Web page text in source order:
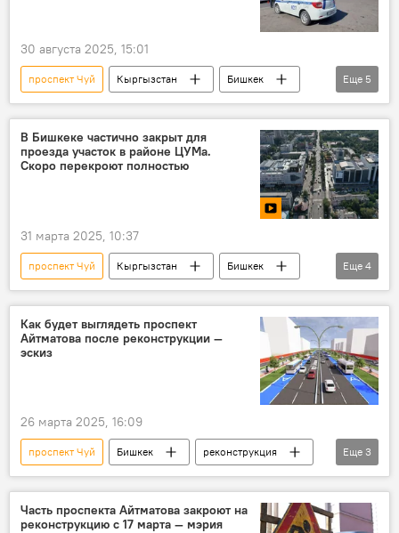
30 августа 2025, 15:01
проспект Чуй Кыргызстан
Бишкек
перекрытие
движение
машины
УПСМ
День независимости
Еще 5
В Бишкеке частично закрыт для
проезда участок в районе ЦУМа.
Скоро перекроют полностью
31 марта 2025, 10:37
проспект Чуй Кыргызстан
Бишкек
ремонт
перекрытие
проезд
видео
Еще 4
Как будет выглядеть проспект
Айтматова после реконструкции —
эскиз
26 марта 2025, 16:09
проспект Чуй Бишкек
реконструкция
эскизы
фото Кыргызстан
Еще 3
Часть проспекта Айтматова закроют на
реконструкцию с 17 марта — мэрия